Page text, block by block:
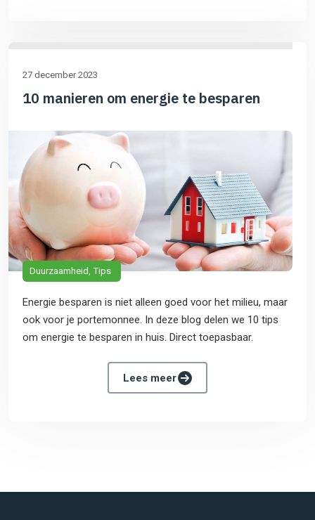
27 december 2023
10 manieren om energie te besparen
Duurzaamheid Tips
Energie besparen is niet alleen goed voor het milieu, maar
ook voor je portemonnee. In deze blog delen we 10 tips
om energie te besparen in huis. Direct toepasbaar.
Lees meer